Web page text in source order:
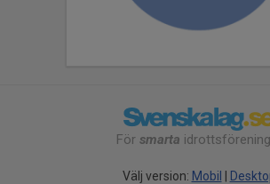
För smarta
Välj version: Mobil